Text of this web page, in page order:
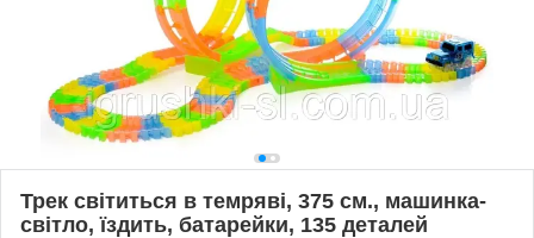
Трек світиться в темряві, 375 см., машинка-
світло, їздить, батарейки, 135 деталей